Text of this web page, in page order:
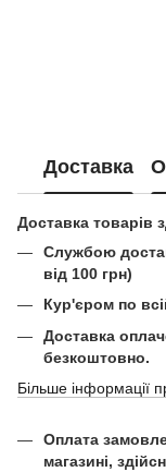
Доставка
Доставка товарів
Службою
від 100 грн)
Кур'єром по
Доставка
безкоштовно.
Більше інформації
Оплата
магазині,